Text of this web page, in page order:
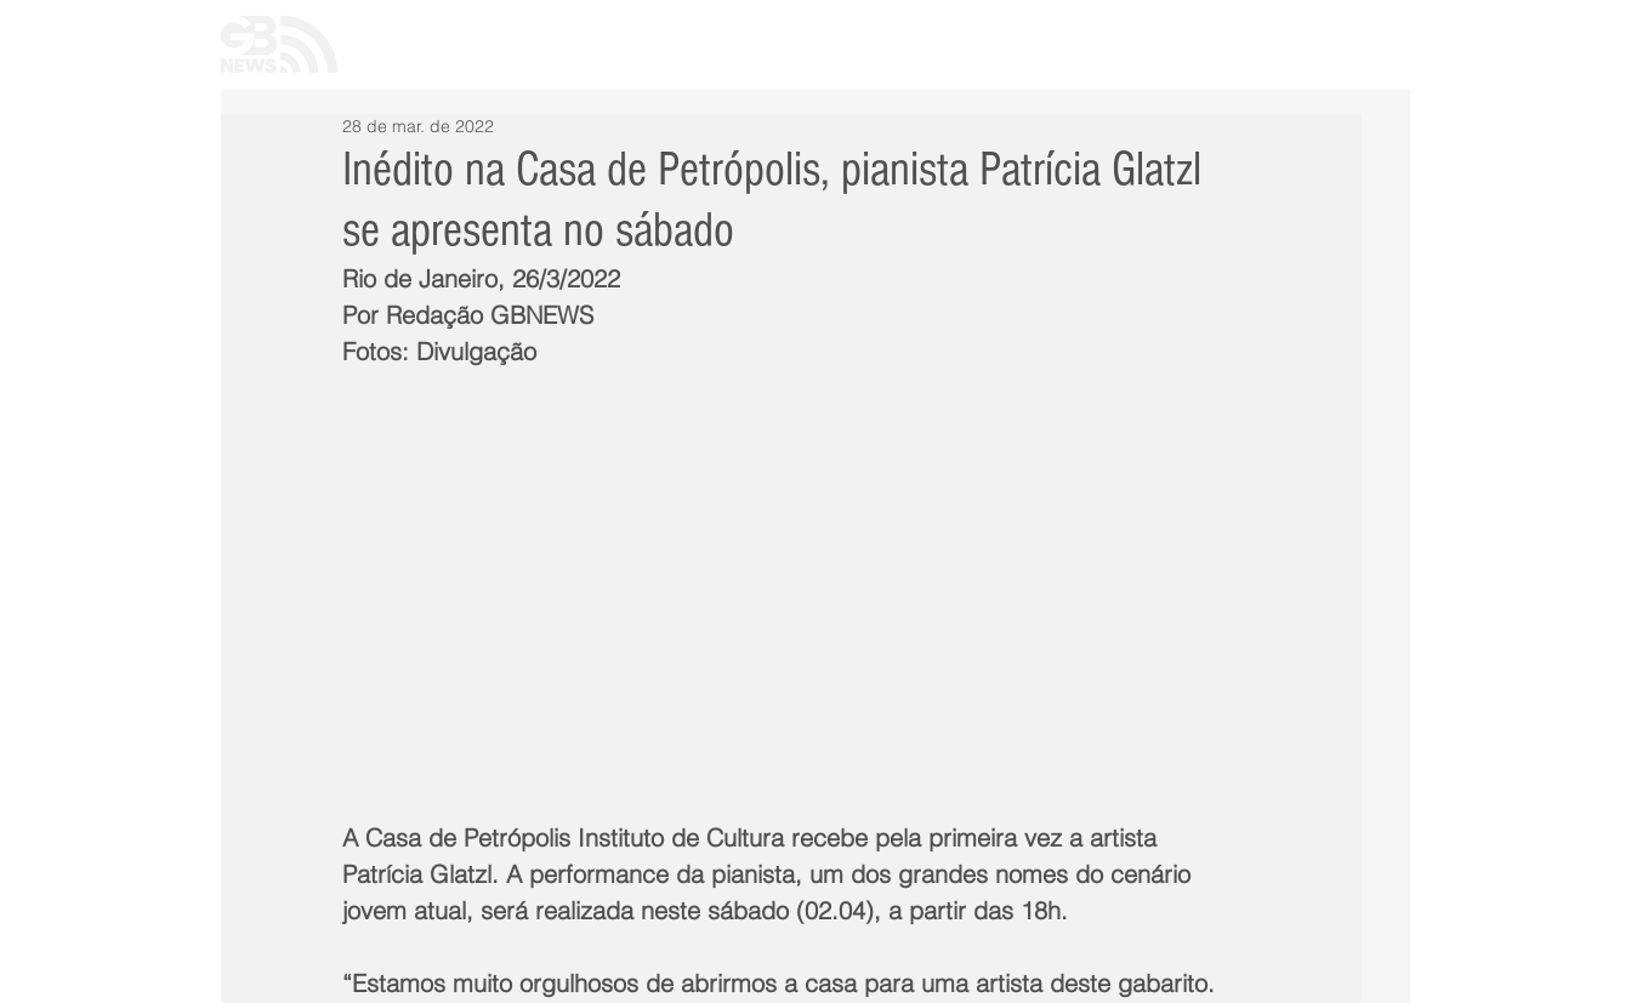
Inédito na Casa de Petrópolis, pianista Patrícia Glatzl
se apresenta no sábado
28 de mar. de 2022
Rio de Janeiro, 26/3/2022
Por Redação GBNEWS
Fotos: Divulgação
A Casa de Petrópolis Instituto de Cultura recebe pela primeira vez a artista
Patrícia Glatzl. A performance da pianista, um dos grandes nomes do cenário
jovem atual, será realizada neste sábado (02.04), a partir das 18h.
“Estamos muito orgulhosos de abrirmos a casa para uma artista deste gabarito.